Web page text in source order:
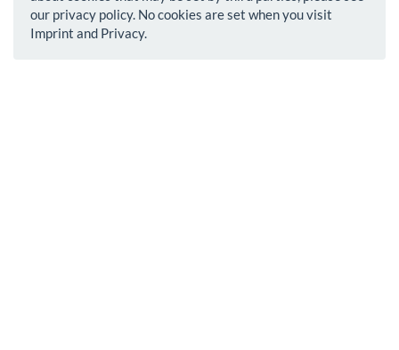
our privacy policy. No cookies are set when you visit
Imprint and Privacy.